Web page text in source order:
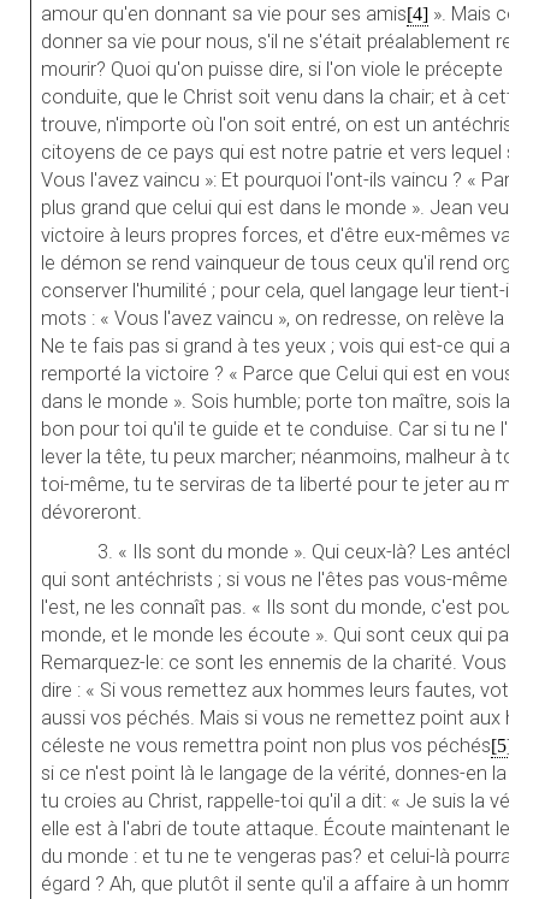
amour qu'en donnant sa vie pour ses amis[4] ». Mais
donner sa vie pour nous, s'il ne s'était préalablement
mourir? Quoi qu'on puisse dire, si l'on viole le précepte
conduite, que le Christ soit venu dans la chair; et à cette
trouve, n'importe où l'on soit entré, on est un antéchrist.
citoyens de ce pays qui est notre patrie et vers lequel se
Vous l'avez vaincu »: Et pourquoi l'ont-ils vaincu ? «
plus grand que celui qui est dans le monde ». Jean veut
victoire à leurs propres forces, et d'être eux-mêmes
le démon se rend vainqueur de tous ceux qu'il rend
conserver l'humilité ; pour cela, quel langage leur tient-il?
mots : « Vous l'avez vaincu », on redresse, on relève la
Ne te fais pas si grand à tes yeux ; vois qui est-ce qui a
remporté la victoire ? « Parce que Celui qui est en vous
dans le monde ». Sois humble; porte ton maître, sois la
bon pour toi qu'il te guide et te conduise. Car si tu ne l'as
lever la tête, tu peux marcher; néanmoins, malheur à toi;
toi-même, tu te serviras de ta liberté pour te jeter au
dévoreront.
3. « Ils sont du monde ». Qui ceux-là? Les
qui sont antéchrists ; si vous ne l'êtes pas vous-mêmes,
l'est, ne les connaît pas. « Ils sont du monde, c'est
monde, et le monde les écoute ». Qui sont ceux qui
Remarquez-le: ce sont les ennemis de la charité. Vous
dire : « Si vous remettez aux hommes leurs fautes, votre
aussi vos péchés. Mais si vous ne remettez point aux
céleste ne vous remettra point non plus vos péchés[5]
si ce n'est point là le langage de la vérité, donnes-en la
tu croies au Christ, rappelle-toi qu'il a dit: « Je suis la vérité
elle est à l'abri de toute attaque. Écoute maintenant les
du monde : et tu ne te vengeras pas? et celui-là pourra
égard ? Ah, que plutôt il sente qu'il a affaire à un homme